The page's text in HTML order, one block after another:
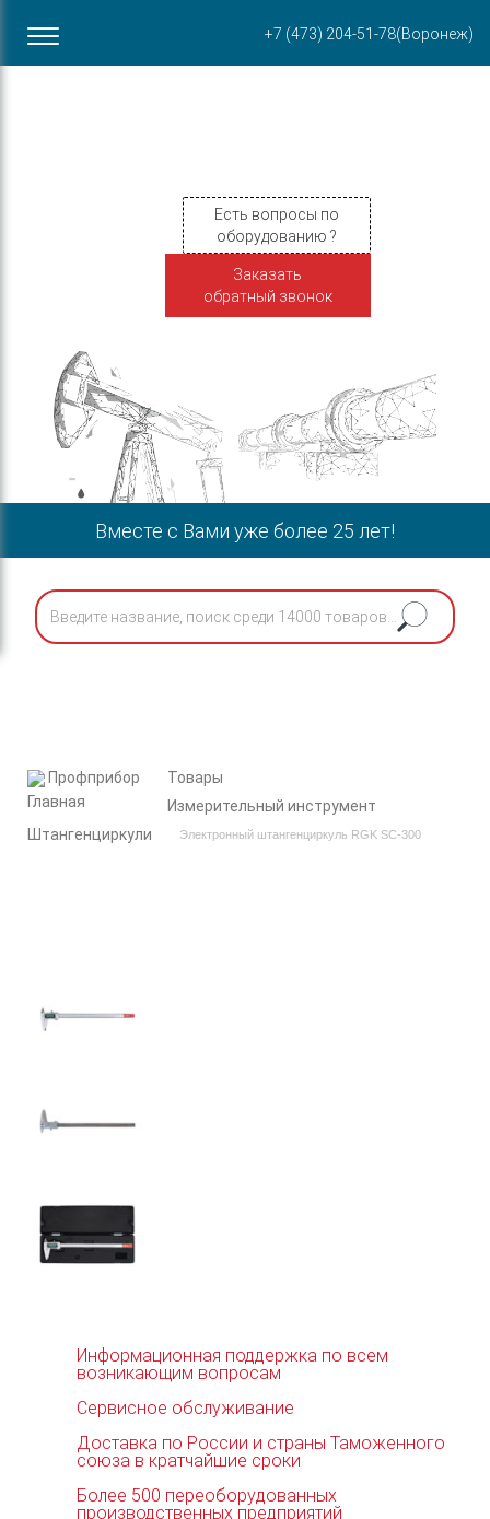
+7 (473) 204-51-78(Воронеж)
ул. Пирогова, 87Б
Есть вопросы по
оборудованию ?
Заказать
обратный звонок
Вместе с Вами уже более 25 лет!
Профприбор
Товары
Измерительный инструмент
Штангенциркули
Электронный штангенциркуль RGK SC-300
Информационная поддержка по всем
возникающим вопросам
Сервисное обслуживание
Доставка по России и страны Таможенного
союза в кратчайшие сроки
Более 500 переоборудованных
производственных предприятий